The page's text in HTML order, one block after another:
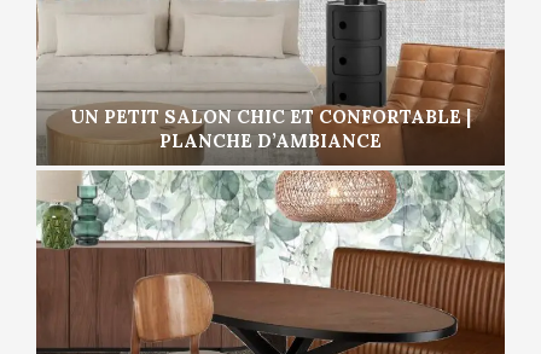
UN PETIT SALON CHIC ET CONFORTABLE |
PLANCHE D’AMBIANCE